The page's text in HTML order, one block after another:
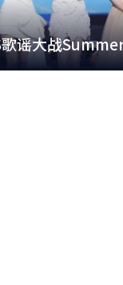
歌谣大战